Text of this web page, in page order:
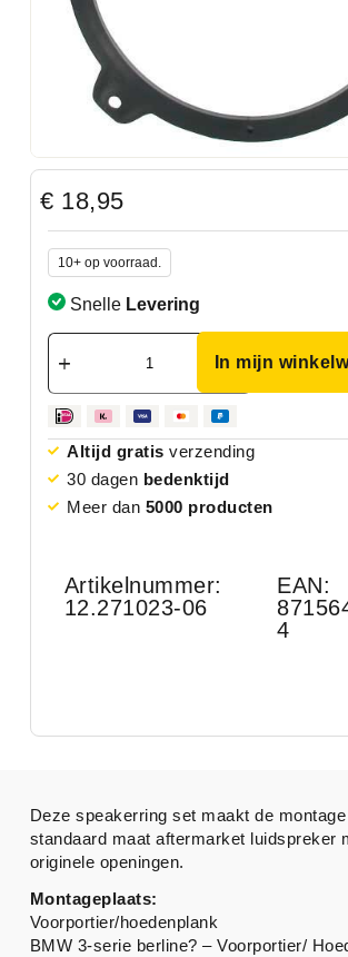
€ 18,95
10+ op voorraad.
Snelle Levering
In mijn
Altijd gratis verzending
30 dagen bedenktijd
Meer dan 5000 producten
Artikelnummer:
12.271023-06
EAN:
4
Deze speakerring set maakt de
standaard maat aftermarket luidspreker
originele openingen.
Montageplaats:
Voorportier/hoedenplank
BMW 3-serie berline? – Voorportier/